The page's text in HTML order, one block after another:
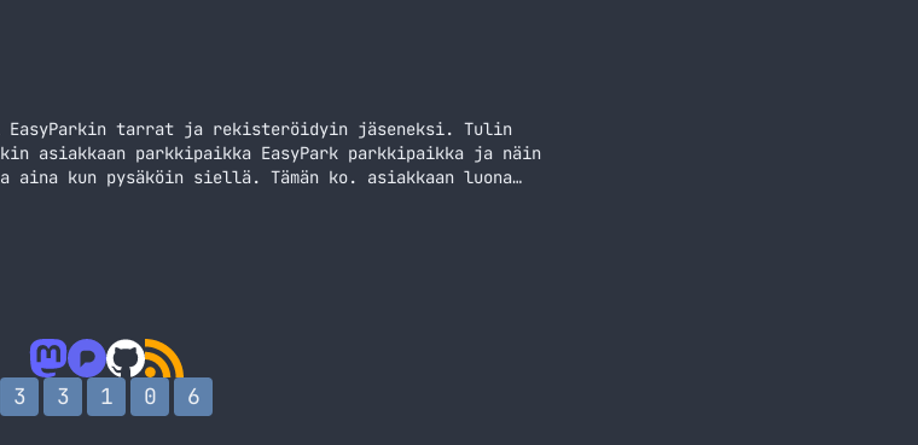
tarrat ja rekisteröidyin jäseneksi. Tulin
asiakkaan parkkipaikka EasyPark parkkipaikka ja näin
aina kun pysäköin siellä. Tämän ko. asiakkaan luona
tämä on loistava apuväline siihen. Käyttäminenhän on
3 3 1 0 6